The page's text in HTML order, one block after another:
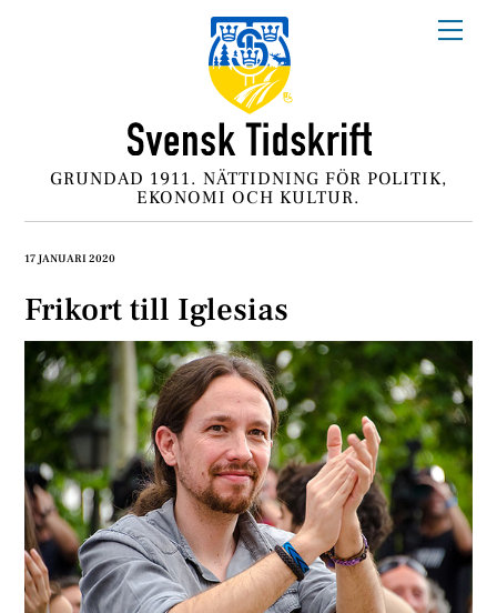
GRUNDAD 1911. NÄTTIDNING FÖR POLITIK,
EKONOMI OCH KULTUR.
17 JANUARI 2020
Frikort till Iglesias